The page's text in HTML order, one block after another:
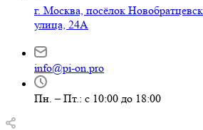
г. Москва, посёлок
улица, 24А
info@pi-on.pro
Пн. – Пт.: с 10:00 до 18:00